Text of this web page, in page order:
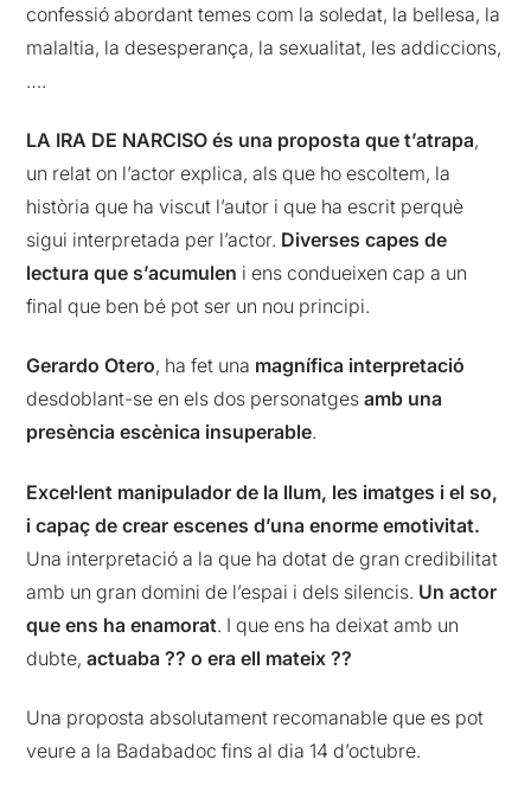
confessió abordant temes com la soledat, la bellesa, la
malaltia, la desesperança, la sexualitat, les addiccions,
….
LA IRA DE NARCISO és una proposta que t’atrapa,
un relat on l’actor explica, als que ho escoltem, la
història que ha viscut l’autor i que ha escrit perquè
sigui interpretada per l’actor. Diverses capes de
lectura que s’acumulen i ens condueixen cap a un
final que ben bé pot ser un nou principi.
Gerardo Otero, ha fet una magnífica interpretació
desdoblant-se en els dos personatgesamb una
presència escènica insuperable.
Excel·lent manipulador de la llum, les imatges i el so,
i capaç de crear escenes d’una enorme emotivitat.
Una interpretació a la que ha dotat de gran credibilitat
amb un gran domini de l’espai i dels silencis. Un actor
que ens ha enamorat. I que ens ha deixat amb un
dubte,actuaba ?? o era ell mateix ??
Una proposta absolutament recomanable que es pot
veure a la Badabadoc fins al dia 14 d’octubre.